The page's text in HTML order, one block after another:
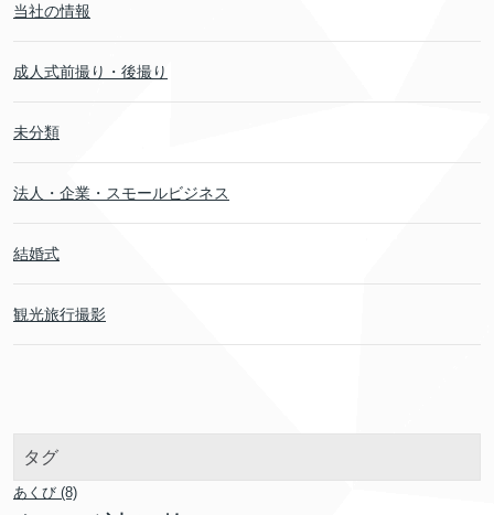
当社の情報
成人式前撮り・後撮り
未分類
法人・企業・スモールビジネス
結婚式
観光旅行撮影
タグ
あくび (8)